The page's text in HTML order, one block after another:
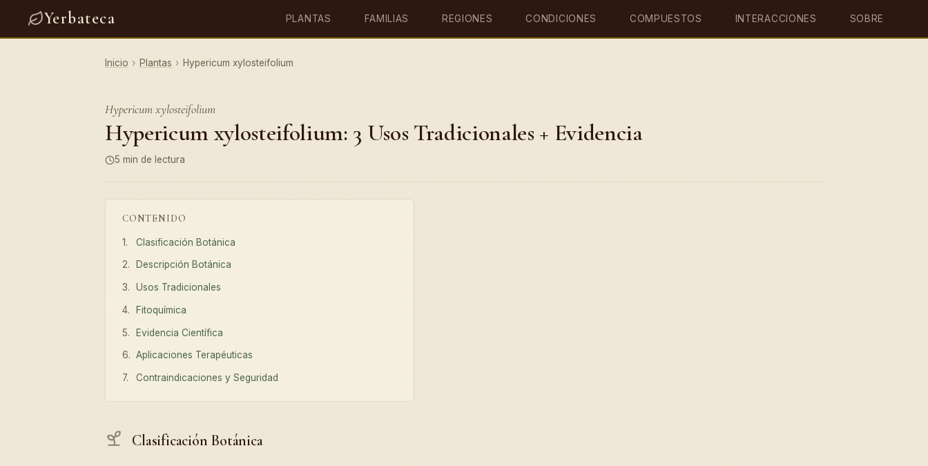
Yerbateca PLANTAS FAMILIAS REGIONES CONDICIONES COMPUESTOS INTERACCIONES SOBRE
Inicio › Plantas › Hypericum xylosteifolium
Hypericum xylosteifolium
Hypericum xylosteifolium: 3 Usos Tradicionales + Evidencia
5 min de lectura
CONTENIDO
Clasificación Botánica
Descripción Botánica
Usos Tradicionales
Fitoquímica
Evidencia Científica
Aplicaciones Terapéuticas
Contraindicaciones y Seguridad
Clasificación Botánica